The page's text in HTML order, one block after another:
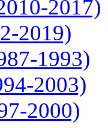
2017)
2019)
1993)
2003)
2000)